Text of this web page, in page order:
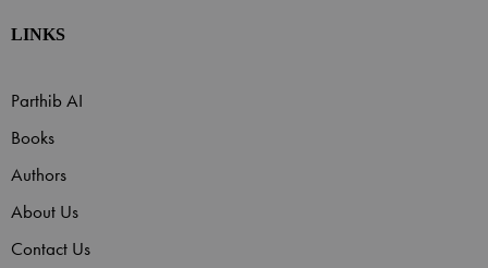
LINKS
Parthib AI
Books
Authors
About Us
Contact Us